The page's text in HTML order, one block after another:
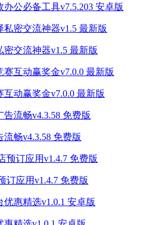
公必备工具v7.5.203 安卓版
交流神器v1.5 最新版
互动赢奖金v7.0.0 最新版
畅v4.3.58 免费版
订应用v1.4.7 免费版